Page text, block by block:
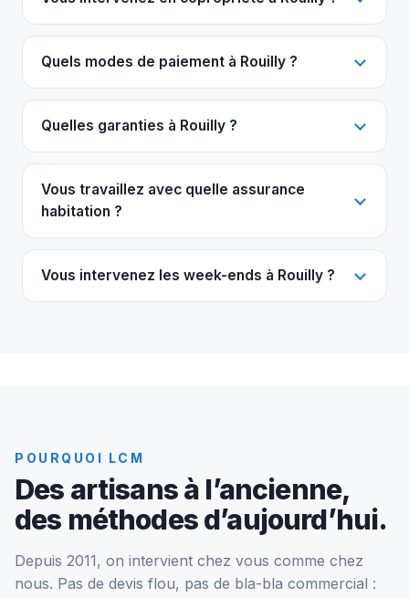
Quels modes de paiement à Rouilly ?
Quelles garanties à Rouilly ?
Vous travaillez avec quelle assurance
habitation ?
Vous intervenez les week-ends à Rouilly ?
POURQUOI LCM
Des artisans à l’ancienne,
des méthodes d’aujourd’hui.
Depuis 2011, on intervient chez vous comme chez
nous. Pas de devis flou, pas de bla-bla commercial :